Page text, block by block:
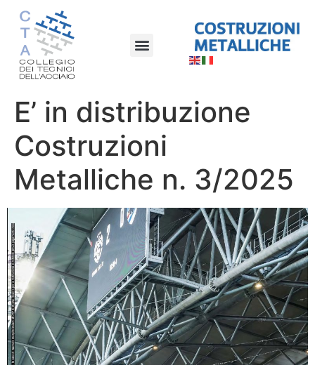
E’ in distribuzione
Costruzioni
Metalliche n. 3/2025